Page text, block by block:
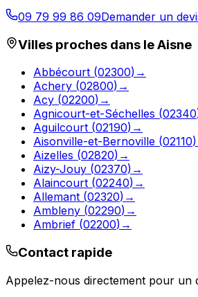
09 79 99 86 09Demander un
Villes proches dans leAisne
Abbécourt (02300) →
Achery (02800) →
Acy (02200) →
Agnicourt-et-Séchelles (02340
Aguilcourt (02190) →
Aisonville-et-Bernoville (02110)
Aizelles (02820) →
Aizy-Jouy (02370) →
Alaincourt (02240) →
Allemant (02320) →
Ambleny (02290) →
Ambrief (02200) →
Contact rapide
Appelez-nous directement pour un